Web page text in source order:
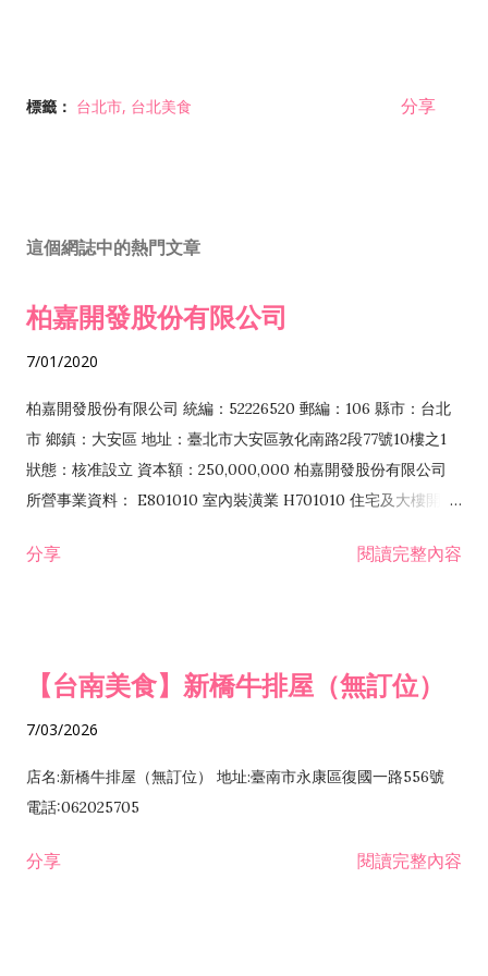
標籤： 台北市 台北美食 分享
這個網誌中的熱門文章
柏嘉開發股份有限公司
7/01/2020
柏嘉開發股份有限公司 統編：52226520 郵編：106 縣市：台北
市 鄉鎮：大安區 地址：臺北市大安區敦化南路2段77號10樓之1
狀態：核准設立 資本額：250,000,000 柏嘉開發股份有限公司
所營事業資料： E801010 室內裝潢業 H701010 住宅及大樓開發
發業 H703090 不動產買賣業 H703100 不動產租賃業 I503010
分享 閱讀完整內容
【台南美食】新橋牛排屋（無訂位）
7/03/2026
店名:新橋牛排屋（無訂位） 地址:臺南市永康區復國一路556號
電話:062025705
分享 閱讀完整內容